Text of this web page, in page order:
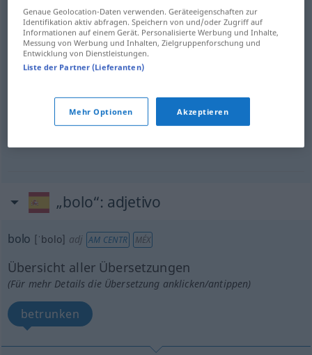
Gastspieln bolo TEAT FAM
alimenticio
„bolo“: adjetivo
bolo [ˈbolo] adj AM CENTR MÉX
Übersicht aller Übersetzungen
(Für mehr Details die Übersetzung anklicken/antippen)
betrunken
Genaue Geolocation-Daten verwenden. Geräteeigenschaften zur
Identifikation aktiv abfragen. Speichern von und/oder Zugriff auf
Informationen auf einem Gerät. Personalisierte Werbung und Inhalte,
Messung von Werbung und Inhalten, Zielgruppenforschung und
Entwicklung von Dienstleistungen.
Liste der Partner (Lieferanten)
Mehr Optionen Akzeptieren